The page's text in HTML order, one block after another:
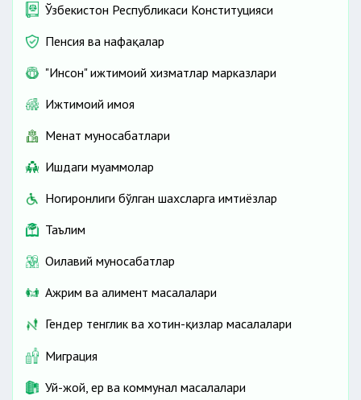
Ўзбекистон Республикаси Конституцияси
Пенсия ва нафақалар
"Инсон" ижтимоий хизматлар марказлари
Ижтимоий ҳимоя
Меҳнат муносабатлари
Ишдаги муаммолар
Ногиронлиги бўлган шахсларга имтиёзлар
Таълим
Оилавий муносабатлар
Ажрим ва алимент масалалари
Гендер тенглик ва хотин-қизлар масалалари
Миграция
Уй-жой, ер ва коммунал масалалари